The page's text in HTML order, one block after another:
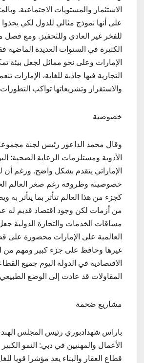
الاستثمار والمستويات الاجتماعية.
على أنها نموذج مثالي للدول لكي
للفخر غير العادي وللتحفيز. ومع فصل
الكثيرة في السنوات العديدة الماضية
الإمارات وعلى نحو مماثل لجعل بيئة
التجارية فيها جاذبة للغاية، الإمارات
والاستقرار وتشريعاتها تواكب
خصوصية
وقال محمد الداعور رئيس لجنة
الأدوية ومستلزمات الرعاية الصحية:
الإماراتي يتقدم بشكل واضح. ورغم أن
خصوصيته وظروفه رغم صغر العالم
كجزء من هذا العالم تتأثر بما يتأثر به
من أزمات لكن وجود اقتصاد قديم له
مساقات الخدمات والتجارة الدولية جعل
العالمية على الإمارات محصورة على
غيرها وحافظ على جزء كبير ومهم من
الاقتصادية في الدولة اليوم جميع
المقاولات قد عادت إلى الوضع
مشاريع ضخمة
باراس شهدادبوري رئيس المجلس
الأعمال والمهنيين في دبي: النمو
قطاع العقار والبناء يعد مؤشرا قويا